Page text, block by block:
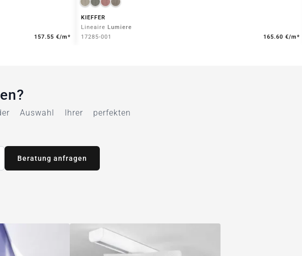
157.55 €/m*
KIEFFER
Lineaire Lumiere
17285-001
165.60 €/m*
Auswahl Ihrer perfekten
Beratung anfragen